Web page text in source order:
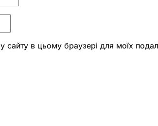
сайту в цьому браузері для моїх